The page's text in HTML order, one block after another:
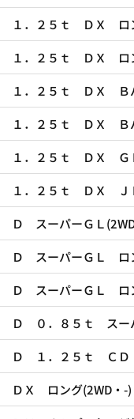
１．２５ｔ ＤＸ ロ
１．２５ｔ ＤＸ ロ
１．２５ｔ ＤＸ Ｂ
１．２５ｔ ＤＸ Ｂ
１．２５ｔ ＤＸ Ｇ
１．２５ｔ ＤＸ Ｊ
Ｄ スーパーＧＬ
Ｄ スーパーＧＬ ロ
Ｄ スーパーＧＬ ロ
Ｄ ０．８５ｔ スー
Ｄ １．２５ｔ ＣＤ
ＤＸ ロング(2WD・-)